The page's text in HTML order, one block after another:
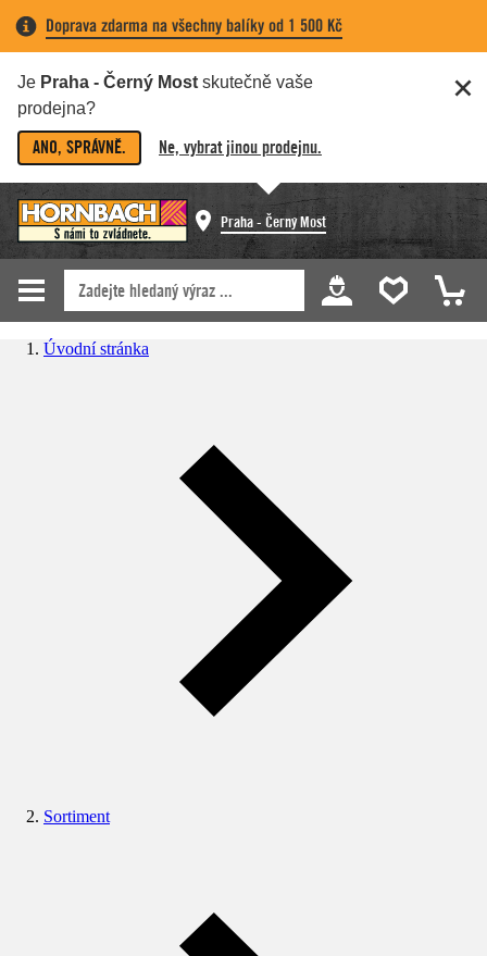
Doprava zdarma na všechny balíky od 1 500 Kč
Je Praha - Černý Most skutečně vaše
prodejna?
ANO, SPRÁVNĚ. Ne, vybrat jinou prodejnu.
Praha - Černý Most
Úvodní stránka
Sortiment